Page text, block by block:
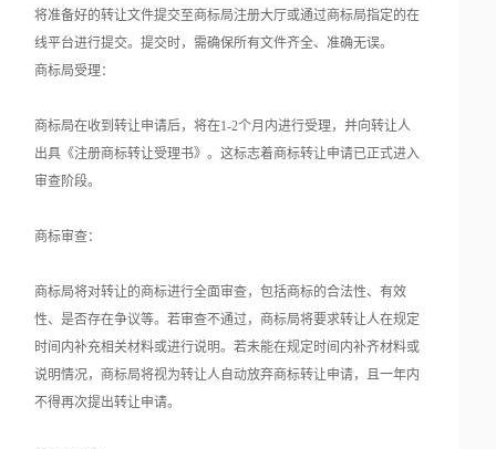
将准备好的转让文件提交至商标局注册大厅或通过商标局指定的在
线平台进行提交。提交时，需确保所有文件齐全、准确无误。
商标局受理：
商标局在收到转让申请后，将在1-2个月内进行受理，并向转让人
出具《注册商标转让受理书》。这标志着商标转让申请已正式进入
审查阶段。
商标审查：
商标局将对转让的商标进行全面审查，包括商标的合法性、有效
性、是否存在争议等。若审查不通过，商标局将要求转让人在规定
时间内补充相关材料或进行说明。若未能在规定时间内补齐材料或
说明情况，商标局将视为转让人自动放弃商标转让申请，且一年内
不得再次提出转让申请。